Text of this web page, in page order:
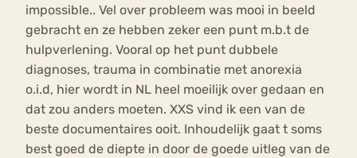
impossible.. Vel over probleem was mooi in beeld
gebracht en ze hebben zeker een punt m.b.t de
hulpverlening. Vooral op het punt dubbele
diagnoses, trauma in combinatie met anorexia
o.i.d, hier wordt in NL heel moeilijk over gedaan en
dat zou anders moeten. XXS vind ik een van de
beste documentaires ooit. Inhoudelijk gaat t soms
best goed de diepte in door de goede uitleg van de